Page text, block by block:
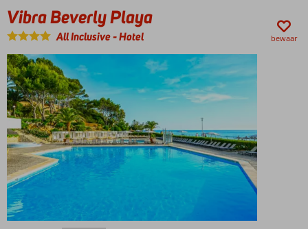
Vibra Beverly Playa
All Inclusive-Hotel bewaar